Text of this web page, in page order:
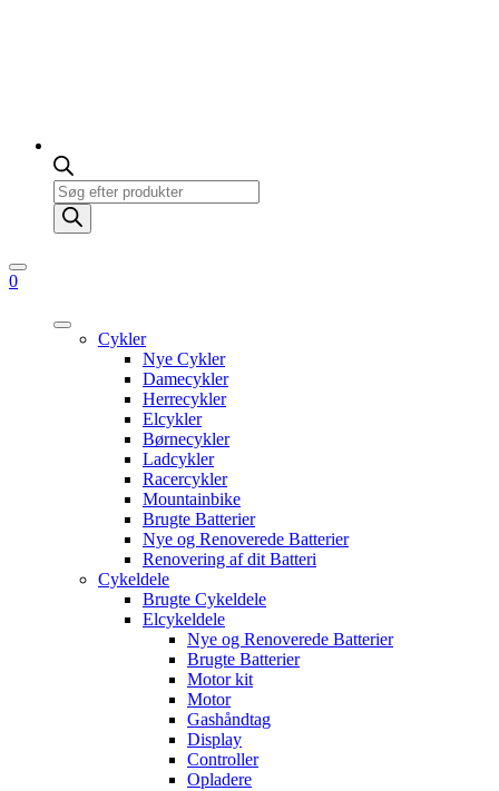
Products
search
0
Cykler
Nye Cykler
Damecykler
Herrecykler
Elcykler
Børnecykler
Ladcykler
Racercykler
Mountainbike
Brugte Batterier
Nye og Renoverede Batterier
Renovering af dit Batteri
Cykeldele
Brugte Cykeldele
Elcykeldele
Nye og Renoverede Batterier
Brugte Batterier
Motor kit
Motor
Gashåndtag
Display
Controller
Opladere